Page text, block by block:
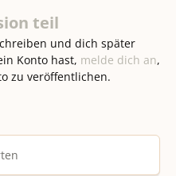
teil
und dich später
Konto hast, melde dich an,
zu veröffentlichen.